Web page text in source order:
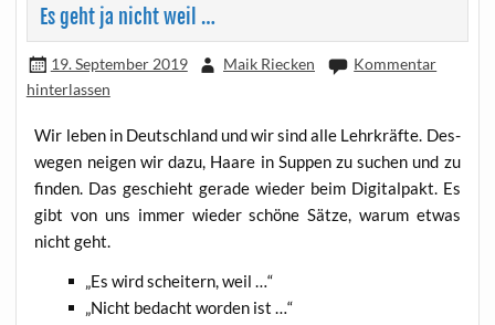
Es geht ja nicht weil …
19. September 2019 Maik Riecken
Kommentar
hinterlassen
Wir leben in Deutsch­land und wir sind alle Lehr­kräf­te. Des­
we­gen nei­gen wir dazu, Haa­re in Sup­pen zu suchen und zu
fin­den. Das geschieht gera­de wie­der beim Digi­tal­pakt. Es
gibt von uns immer wie­der schö­ne Sät­ze, war­um etwas
nicht geht.
Es wird schei­tern, weil …“
Nicht bedacht wor­den ist …“